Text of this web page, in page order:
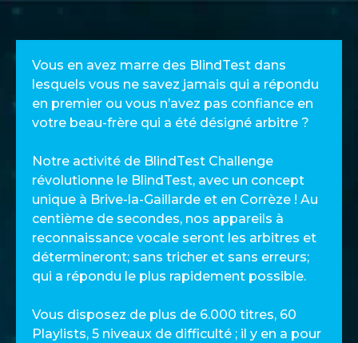
Vous en avez marre des BlindTest dans
lesquels vous ne savez jamais qui a répondu
en premier ou vous n’avez pas confiance en
votre beau-frère qui a été désigné arbitre ?
Notre activité de BlindTest Challenge
révolutionne le BlindTest, avec un concept
unique à Brive-la-Gaillarde et en Corrèze ! Au
centième de secondes, nos appareils à
reconnaissance vocale seront les arbitres et
détermineront; sans tricher et sans erreurs;
qui a répondu le plus rapidement possible.
Vous disposez de plus de 6.000 titres, 60
Playlists, 5 niveaux de difficulté ; il y en a pour